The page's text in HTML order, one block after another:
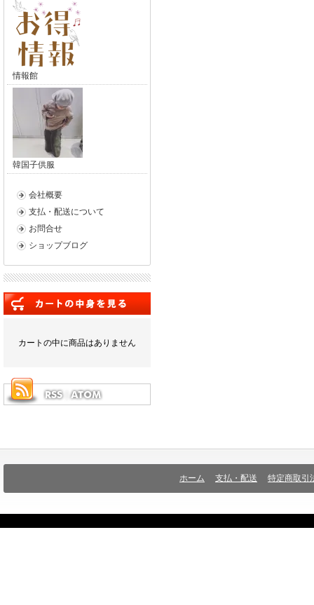
情報館
韓国子供服
会社概要
支払・配送について
お問合せ
ショップブログ
カートの中に商品はありません
ホーム 支払・配送 特定商取引